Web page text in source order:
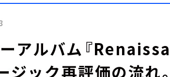
Podcast
アルバム『
ジック再評価の流れ